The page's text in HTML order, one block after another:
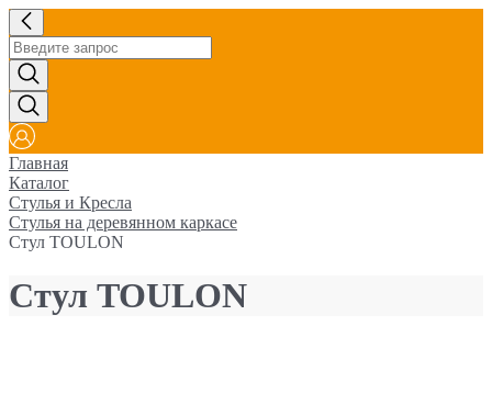
Главная
Каталог
Стулья и Кресла
Стулья на деревянном каркасе
Стул TOULON
Стул TOULON